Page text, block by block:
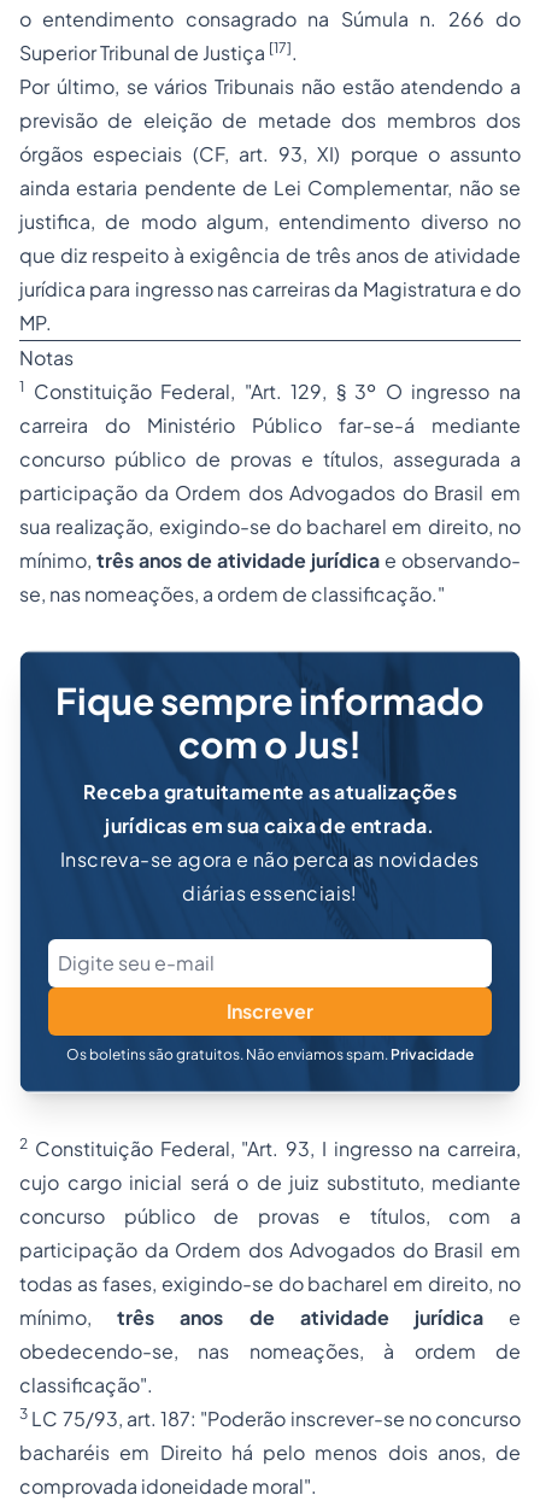
o entendimento consagrado na Súmula n. 266 do
Superior Tribunal de Justiça [17].
Por último, se vários Tribunais não estão atendendo a
previsão de eleição de metade dos membros dos
órgãos especiais (CF, art. 93, XI) porque o assunto
ainda estaria pendente de Lei Complementar, não se
justifica, de modo algum, entendimento diverso no
que diz respeito à exigência de três anos de atividade
jurídica para ingresso nas carreiras da Magistratura e do
MP.
Notas
1 Constituição Federal, "Art. 129, § 3º O ingresso na
carreira do Ministério Público far-se-á mediante
concurso público de provas e títulos, assegurada a
participação da Ordem dos Advogados do Brasil em
sua realização, exigindo-se do bacharel em direito, no
mínimo, três anos de atividade jurídica e observando-
se, nas nomeações, a ordem de classificação."
Fique sempre informado
com o Jus!
Receba gratuitamente as atualizações
jurídicas em sua caixa de entrada.
Inscreva-se agora e não perca as novidades
diárias essenciais!
Inscrever
Os boletins são gratuitos. Não enviamos spam. Privacidade
2 Constituição Federal, "Art. 93, I ingresso na carreira,
cujo cargo inicial será o de juiz substituto, mediante
concurso público de provas e títulos, com a
participação da Ordem dos Advogados do Brasil em
todas as fases, exigindo-se do bacharel em direito, no
mínimo, três anos de atividade jurídicae
obedecendo-se, nas nomeações, à ordem de
classificação".
3 LC 75/93, art. 187: "Poderão inscrever-se no concurso
bacharéis em Direito há pelo menos dois anos, de
comprovada idoneidade moral".